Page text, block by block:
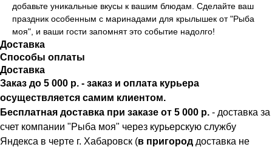
добавьте уникальные вкусы к вашим блюдам. Сделайте ваш
праздник особенным с маринадами для крылышек от "Рыба
моя", и ваши гости запомнят это событие надолго!
Доставка
Способы оплаты
Доставка
Заказ до 5 000 р. - заказ и оплата курьера
осуществляется самим клиентом.
Бесплатная доставка при заказе от 5 000 р. - доставка за
счет компании "Рыба моя" через курьерскую службу
Яндекса в черте г. Хабаровск (в пригород доставка не